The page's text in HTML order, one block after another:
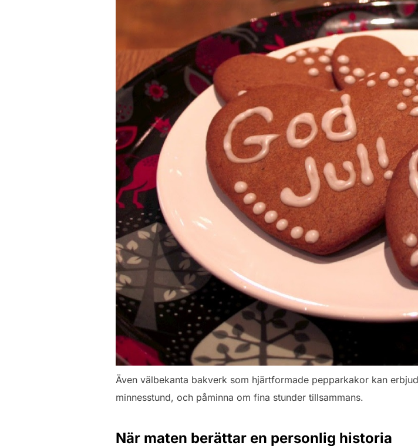
Även välbekanta bakverk som hjärtformade pepparkakor kan
minnesstund, och påminna om fina stunder tillsammans.
När maten berättar en personlig historia